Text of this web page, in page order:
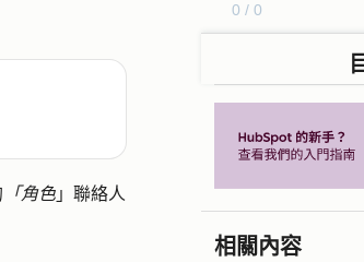
「角色 」聯絡人
0 / 0
相關內容